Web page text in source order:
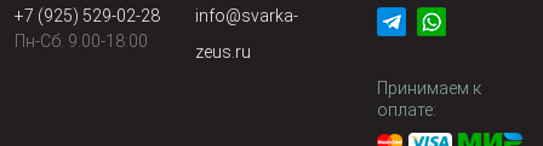
+7 (925) 529-02-28
Пн-Сб: 9:00-18:00
info@svarka-
zeus.ru
Принимаем к
оплате: